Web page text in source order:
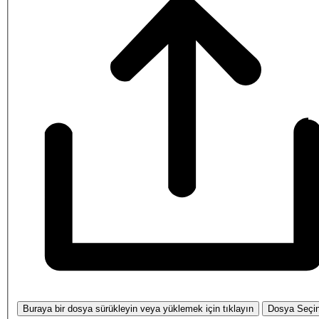
Buraya bir dosya sürükleyin veya yüklemek için tıklayın Dosya